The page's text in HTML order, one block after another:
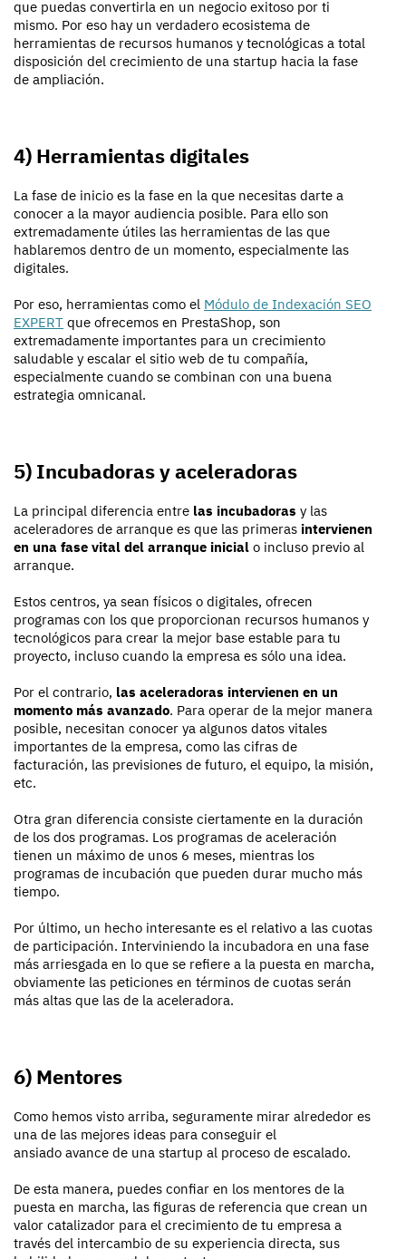
que puedas convertirla en un negocio exitoso por ti
mismo. Por eso hay un verdadero ecosistema de
herramientas de recursos humanos y tecnológicas a total
disposición del crecimiento de una startup hacia la fase
de ampliación.
4) Herramientas digitales
La fase de inicio es la fase en la que necesitas darte a
conocer a la mayor audiencia posible. Para ello son
extremadamente útiles las herramientas de las que
hablaremos dentro de un momento, especialmente las
digitales.
Por eso, herramientas como el Módulo de Indexación SEO
EXPERT que ofrecemos en PrestaShop, son
extremadamente importantes para un crecimiento
saludable y escalar el sitio web de tu compañía,
especialmente cuando se combinan con una buena
estrategia omnicanal.
5) Incubadoras y aceleradoras
La principal diferencia entre las incubadoras y las
aceleradores de arranque es que las primeras intervienen
en una fase vital del arranque inicial o incluso previo al
arranque.
Estos centros, ya sean físicos o digitales, ofrecen
programas con los que proporcionan recursos humanos y
tecnológicos para crear la mejor base estable para tu
proyecto, incluso cuando la empresa es sólo una idea.
Por el contrario, las aceleradoras intervienen en un
momento más avanzado. Para operar de la mejor manera
posible, necesitan conocer ya algunos datos vitales
importantes de la empresa, como las cifras de
facturación, las previsiones de futuro, el equipo, la misión,
etc.
Otra gran diferencia consiste ciertamente en la duración
de los dos programas. Los programas de aceleración
tienen un máximo de unos 6 meses, mientras los
programas de incubación que pueden durar mucho más
tiempo.
Por último, un hecho interesante es el relativo a las cuotas
de participación. Interviniendo la incubadora en una fase
más arriesgada en lo que se refiere a la puesta en marcha,
obviamente las peticiones en términos de cuotas serán
más altas que las de la aceleradora.
6) Mentores
Como hemos visto arriba, seguramente mirar alrededor es
una de las mejores ideas para conseguir el
ansiado avance de una startup al proceso de escalado.
De esta manera, puedes confiar en los mentores de la
puesta en marcha, las figuras de referencia que crean un
valor catalizador para el crecimiento de tu empresa a
través del intercambio de su experiencia directa, sus